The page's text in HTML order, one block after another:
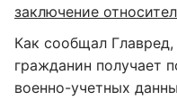
заключение
Как сообщал
гражданин получает
военно-учетных